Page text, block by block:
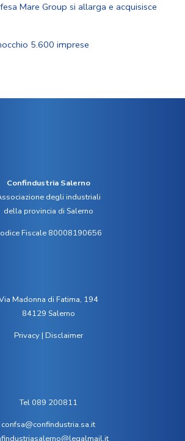
Mare Group si allarga e acquisisce
5.600 imprese
Confindustria Salerno
degli industriali
della provincia di Salerno
Fiscale 80008190656
Madonna di Fatima, 194
84129 Salerno
Privacy| Disclaimer
Tel 089 200811
confsa@confindustria.sa.it